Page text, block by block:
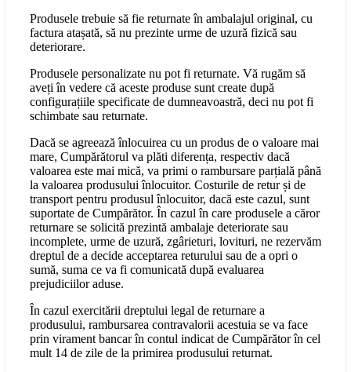
Produsele trebuie să fie returnate în ambalajul original, cu
factura atașată, să nu prezinte urme de uzură fizică sau
deteriorare.
Produsele personalizate nu pot fi returnate. Vă rugăm să
aveți în vedere că aceste produse sunt create după
configurațiile specificate de dumneavoastră, deci nu pot fi
schimbate sau returnate.
Dacă se agreează înlocuirea cu un produs de o valoare mai
mare, Cumpărătorul va plăti diferența, respectiv dacă
valoarea este mai mică, va primi o rambursare parțială până
la valoarea produsului înlocuitor. Costurile de retur și de
transport pentru produsul înlocuitor, dacă este cazul, sunt
suportate de Cumpărător. În cazul în care produsele a căror
returnare se solicită prezintă ambalaje deteriorate sau
incomplete, urme de uzură, zgârieturi, lovituri, ne rezervăm
dreptul de a decide acceptarea returului sau de a opri o
sumă, suma ce va fi comunicată după evaluarea
prejudiciilor aduse.
În cazul exercitării dreptului legal de returnare a
produsului, rambursarea contravalorii acestuia se va face
prin virament bancar în contul indicat de Cumpărător în cel
mult 14 de zile de la primirea produsului returnat.